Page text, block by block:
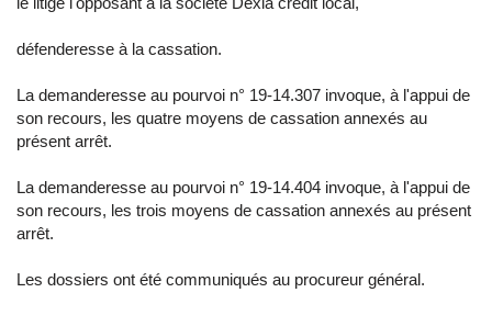
défenderesse à la cassation.
La demanderesse au pourvoi n° 19-14.307 invoque, à l'appui de
son recours, les quatre moyens de cassation annexés au
présent arrêt.
La demanderesse au pourvoi n° 19-14.404 invoque, à l'appui de
son recours, les trois moyens de cassation annexés au présent
arrêt.
Les dossiers ont été communiqués au procureur général.